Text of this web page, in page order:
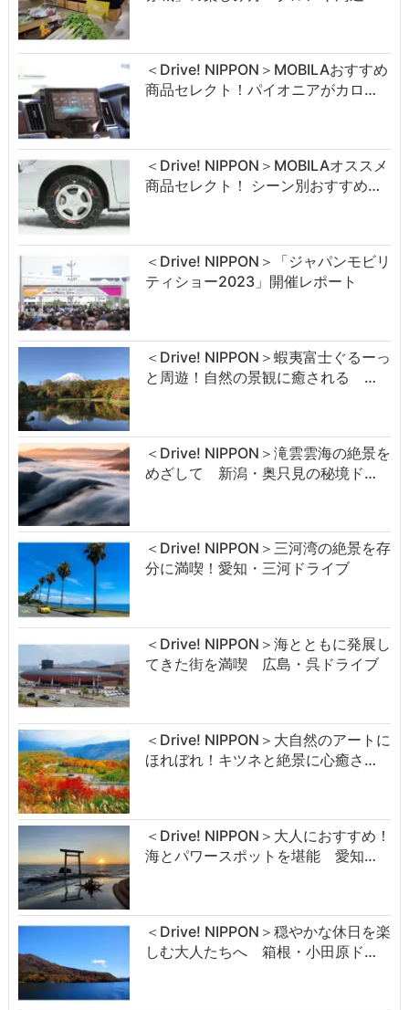
＜Drive! NIPPON＞MOBILAおすすめ
商品セレクト！パイオニアがカロ…
＜Drive! NIPPON＞MOBILAオススメ
商品セレクト！ シーン別おすすめ…
＜Drive! NIPPON＞「ジャパンモビリ
ティショー2023」開催レポート
＜Drive! NIPPON＞蝦夷富士ぐるーっ
と周遊！自然の景観に癒される …
＜Drive! NIPPON＞滝雲雲海の絶景を
めざして 新潟・奥只見の秘境ド…
＜Drive! NIPPON＞三河湾の絶景を存
分に満喫！愛知・三河ドライブ
＜Drive! NIPPON＞海とともに発展し
てきた街を満喫 広島・呉ドライブ
＜Drive! NIPPON＞大自然のアートに
ほれぼれ！キツネと絶景に心癒さ…
＜Drive! NIPPON＞大人におすすめ！
海とパワースポットを堪能 愛知…
＜Drive! NIPPON＞穏やかな休日を楽
しむ大人たちへ 箱根・小田原ド…